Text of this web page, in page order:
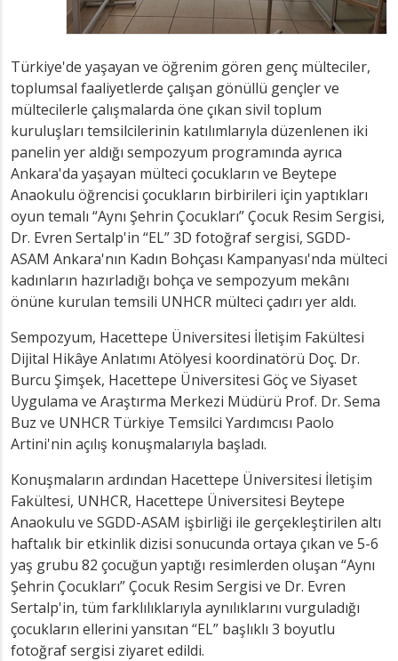
Türkiye'de yaşayan ve öğrenim gören genç mülteciler,
toplumsal faaliyetlerde çalışan gönüllü gençler ve
mültecilerle çalışmalarda öne çıkan sivil toplum
kuruluşları temsilcilerinin katılımlarıyla düzenlenen iki
panelin yer aldığı sempozyum programında ayrıca
Ankara'da yaşayan mülteci çocukların ve Beytepe
Anaokulu öğrencisi çocukların birbirileri için yaptıkları
oyun temalı “Aynı Şehrin Çocukları” Çocuk Resim Sergisi,
Dr. Evren Sertalp'in “EL” 3D fotoğraf sergisi, SGDD-
ASAM Ankara'nın Kadın Bohçası Kampanyası'nda mülteci
kadınların hazırladığı bohça ve sempozyum mekânı
önüne kurulan temsili UNHCR mülteci çadırı yer aldı.
Sempozyum, Hacettepe Üniversitesi İletişim Fakültesi
Dijital Hikâye Anlatımı Atölyesi koordinatörü Doç. Dr.
Burcu Şimşek, Hacettepe Üniversitesi Göç ve Siyaset
Uygulama ve Araştırma Merkezi Müdürü Prof. Dr. Sema
Buz ve UNHCR Türkiye Temsilci Yardımcısı Paolo
Artini'nin açılış konuşmalarıyla başladı.
Konuşmaların ardından Hacettepe Üniversitesi İletişim
Fakültesi, UNHCR, Hacettepe Üniversitesi Beytepe
Anaokulu ve SGDD-ASAM işbirliği ile gerçekleştirilen altı
haftalık bir etkinlik dizisi sonucunda ortaya çıkan ve 5-6
yaş grubu 82 çocuğun yaptığı resimlerden oluşan “Aynı
Şehrin Çocukları” Çocuk Resim Sergisi ve Dr. Evren
Sertalp'in, tüm farklılıklarıyla aynılıklarını vurguladığı
çocukların ellerini yansıtan “EL” başlıklı 3 boyutlu
fotoğraf sergisi ziyaret edildi.